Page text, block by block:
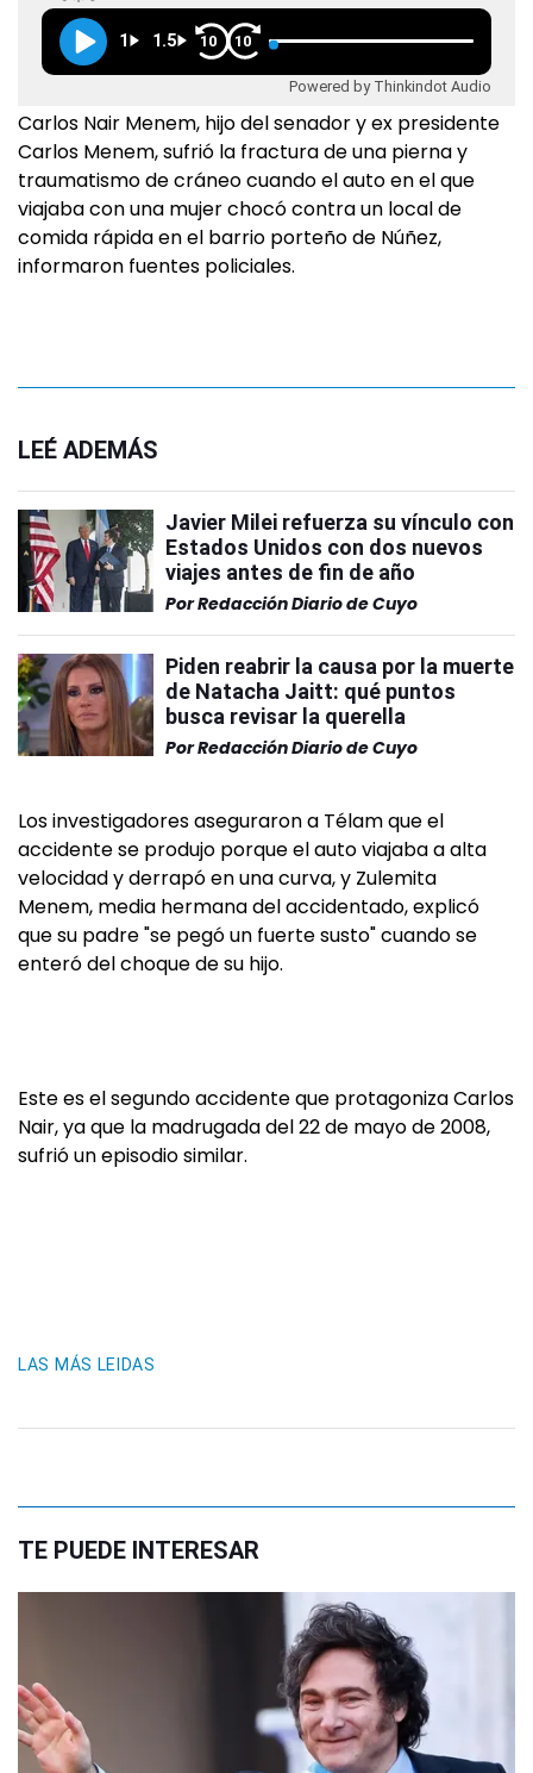
1 1.5 10 10
Powered by Thinkindot Audio
Carlos Nair Menem, hijo del senador y ex presidente
Carlos Menem, sufrió la fractura de una pierna y
traumatismo de cráneo cuando el auto en el que
viajaba con una mujer chocó contra un local de
comida rápida en el barrio porteño de Núñez,
informaron fuentes policiales.
LEÉ ADEMÁS
Javier Milei refuerza su vínculo con
Estados Unidos con dos nuevos
viajes antes de fin de año
PorRedacción Diario de Cuyo
Piden reabrir la causa por la muerte
de Natacha Jaitt: qué puntos
busca revisar la querella
PorRedacción Diario de Cuyo
Los investigadores aseguraron a Télam que el
accidente se produjo porque el auto viajaba a alta
velocidad y derrapó en una curva, y Zulemita
Menem, media hermana del accidentado, explicó
que su padre "se pegó un fuerte susto" cuando se
enteró del choque de su hijo.
Este es el segundo accidente que protagoniza Carlos
Nair, ya que la madrugada del 22 de mayo de 2008,
sufrió un episodio similar.
LAS MÁS LEIDAS
TE PUEDE INTERESAR